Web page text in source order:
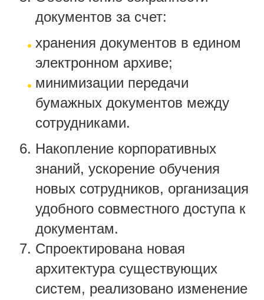
документов за счет:
хранения документов в едином
электронном архиве;
минимизации передачи
бумажных документов между
сотрудниками.
Накопление корпоративных
знаний, ускорение обучения
новых сотрудников, организация
удобного совместного доступа к
документам.
Спроектирована новая
архитектура существующих
систем, реализовано изменение